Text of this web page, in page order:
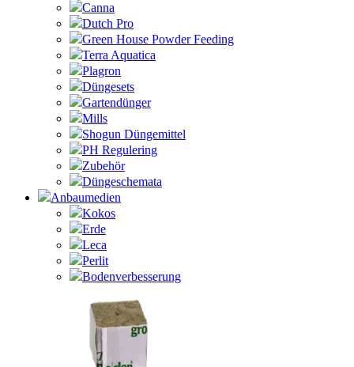
Canna
Dutch Pro
Green House Powder Feeding
Terra Aquatica
Plagron
Düngesets
Gartendünger
Mills
Shogun Düngemittel
PH Regulering
Zubehör
Düngeschemata
Anbaumedien
Kokos
Erde
Leca
Perlit
Bodenverbesserung